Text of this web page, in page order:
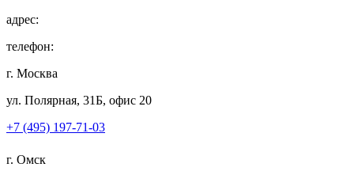
адрес:
телефон:
г. Москва
ул. Полярная, 31Б, офис 20
+7 (495) 197-71-03
г. Омск